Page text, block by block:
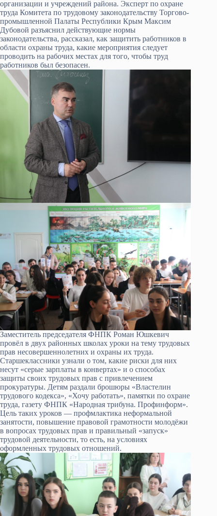
организации и учреждений района. Эксперт по охране
труда Комитета по трудовому законодательству Торгово-
промышленной Палаты Республики Крым Максим
Дубовой разъяснил действующие нормы
законодательства, рассказал, как защитить работников в
области охраны труда, какие мероприятия следует
проводить на рабочих местах для того, чтобы труд
работников был безопасен.
Заместитель председателя ФНПК Роман Юшкевич
провёл в двух районных школах уроки на тему трудовых
прав несовершеннолетних и охраны их труда.
Старшеклассники узнали о том, какие риски для них
несут «серые зарплаты в конвертах» и о способах
защиты своих трудовых прав с привлечением
прокуратуры. Детям раздали брошюры «Властелин
трудового кодекса», «Хочу работать», памятки по охране
труда, газету ФНПК «Народная трибуна. Профинформ».
Цель таких уроков — профмлактика неформальной
занятости, повышение правовой грамотности молодёжи
в вопросах трудовых прав и правильный «запуск»
трудовой деятельности, то есть, на условиях
оформленных трудовых отношений.